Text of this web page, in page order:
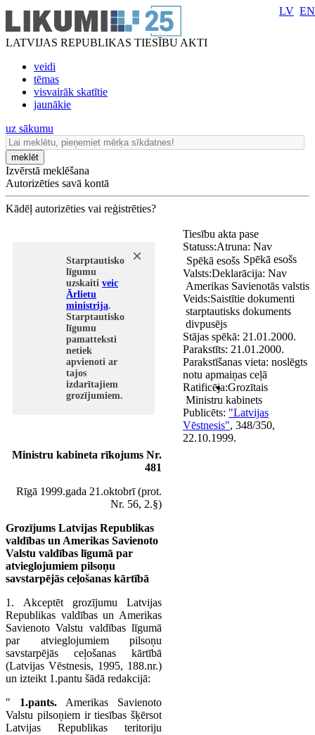
LATVIJAS REPUBLIKAS TIESĪBU AKTI
veidi
tēmas
visvairāk skatītie
jaunākie
LV EN
uz sākumu
meklēt
Izvērstā meklēšana
Autorizēties savā kontā
Kādēļ autorizēties vai reģistrēties?
Starptautisko
līgumu
uzskaiti veic
Ārlietu
ministrija.
Starptautisko
līgumu
pamatteksti
netiek
apvienoti ar
tajos
izdarītajiem
grozījumiem.
Ministru kabineta rīkojums Nr.
481
Rīgā 1999.gada 21.oktobrī (prot.
Nr. 56, 2.§)
Grozījums Latvijas Republikas
valdības un Amerikas Savienoto
Valstu valdības līgumā par
atvieglojumiem pilsoņu
savstarpējās ceļošanas kārtībā
1. Akceptēt grozījumu Latvijas
Republikas valdības un Amerikas
Savienoto Valstu valdības līgumā
par atvieglojumiem pilsoņu
savstarpējās ceļošanas kārtībā
(Latvijas Vēstnesis, 1995, 188.nr.)
un izteikt 1.pantu šādā redakcijā:
" 1.pants. Amerikas Savienoto
Valstu pilsoņiem ir tiesības šķērsot
Latvijas Republikas teritoriju
Tiesību akta pase
Statuss:
Spēkā esošs Spēkā esošs
Valsts:
Amerikas Savienotās valstis
Veids:
starptautisks dokuments
divpusējs
Stājas spēkā: 21.01.2000.
Parakstīts: 21.01.2000.
Parakstīšanas vieta: noslēgts
notu apmaiņas ceļā
Ratificēja:
Ministru kabinets
Atruna: Nav
Deklarācija: Nav
Publicēts: "Latvijas
Vēstnesis", 348/350,
22.10.1999.
Saistītie dokumenti
Grozītais